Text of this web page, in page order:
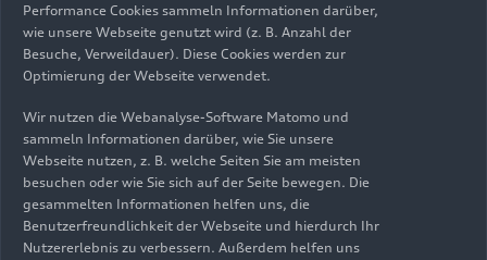
mehr Alltagstauglichkeit sorgt dieserienmäßige
elektrische Heckklappe.
Ein deutliches Plus an Komfort und Variabilität
erwartet die Kundinnen und Kunden auch im
komplett neu gestalteten Interieur, das
wahlweise auch inS linebestellbar ist. Herzstück
des großzügigen Innenraums ist die
Stage: EinPanoramadisplaymit 11,9" großem
Kombiinstrument und 12,8" großem MMI
Performance Cookies sammeln Informationen darüber,
wie unsere Webseite genutzt wird (z. B. Anzahl der
Besuche, Verweildauer). Diese Cookies werden zur
Optimierung der Webseite verwendet.
Wir nutzen die Webanalyse-Software Matomo und
sammeln Informationen darüber, wie Sie unsere
Webseite nutzen, z. B. welche Seiten Sie am meisten
besuchen oder wie Sie sich auf der Seite bewegen. Die
gesammelten Informationen helfen uns, die
Benutzerfreundlichkeit der Webseite und hierdurch Ihr
Nutzererlebnis zu verbessern. Außerdem helfen uns